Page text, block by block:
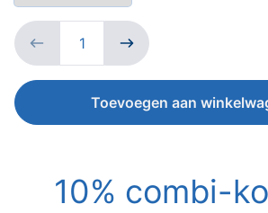
Toevoegen aan
10% combi-